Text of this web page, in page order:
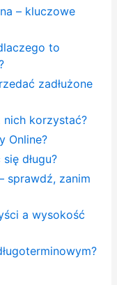
– kluczowe
to
zadłużone
korzystać?
Online?
długu?
sprawdź, zanim
a wysokość